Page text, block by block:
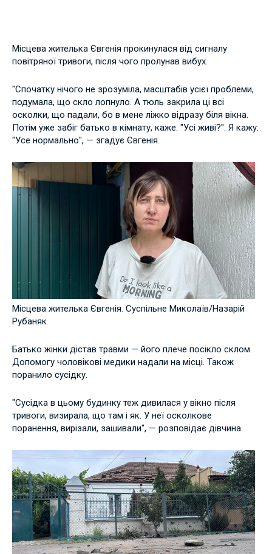
Місцева жителька Євгенія прокинулася від сигналу
повітряної тривоги, після чого пролунав вибух.
"Спочатку нічого не зрозуміла, масштабів усієї проблеми,
подумала, що скло лопнуло. А тюль закрила ці всі
осколки, що падали, бо в мене ліжко відразу біля вікна.
Потім уже забіг батько в кімнату, каже: "Усі живі?". Я кажу:
"Усе нормально", — згадує Євгенія.
Місцева жителька Євгенія. Суспільне Миколаїв/Назарій
Рубаняк
Батько жінки дістав травми — його плече посікло склом.
Допомогу чоловікові медики надали на місці. Також
поранило сусідку.
"Сусідка в цьому будинку теж дивилася у вікно після
тривоги, визирала, що там і як. У неї осколкове
поранення, вирізали, зашивали", — розповідає дівчина.